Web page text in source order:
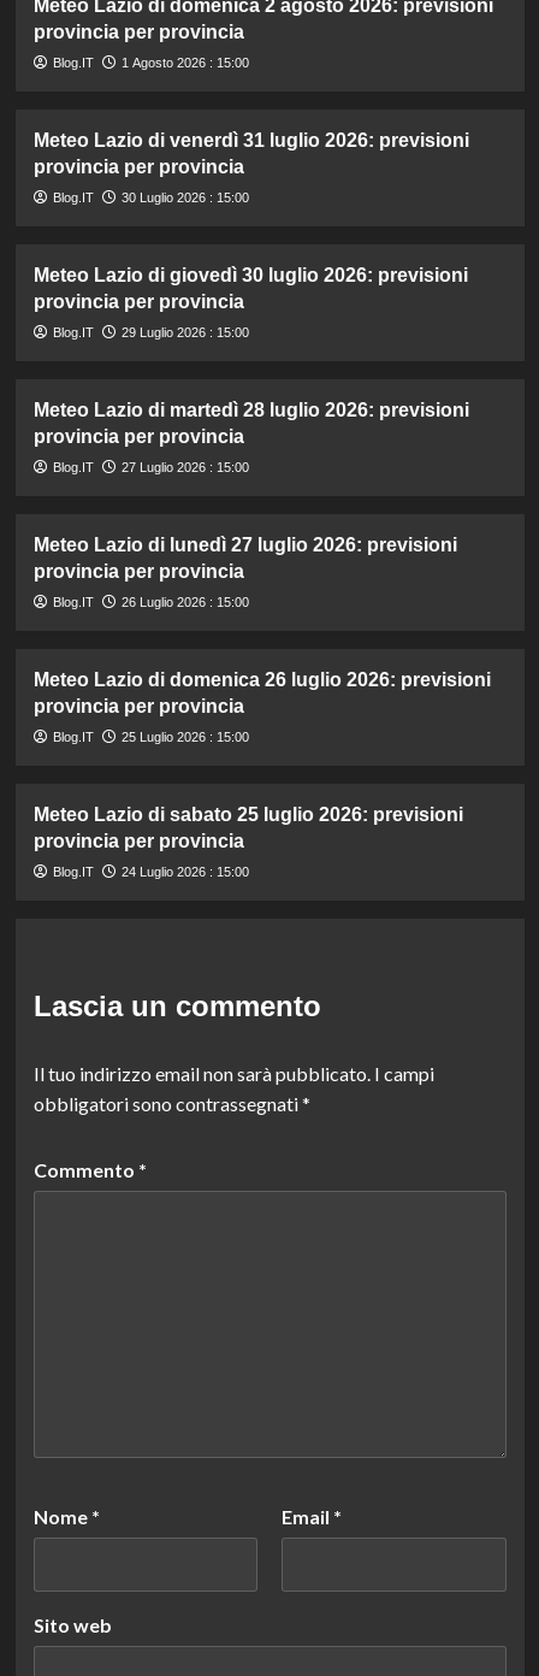
Meteo Lazio di domenica 2 agosto 2026: previsioni
provincia per provincia
Blog.IT 1 Agosto 2026 : 15:00
Meteo Lazio di venerdì 31 luglio 2026: previsioni
provincia per provincia
Blog.IT 30 Luglio 2026 : 15:00
Meteo Lazio di giovedì 30 luglio 2026: previsioni
provincia per provincia
Blog.IT 29 Luglio 2026 : 15:00
Meteo Lazio di martedì 28 luglio 2026: previsioni
provincia per provincia
Blog.IT 27 Luglio 2026 : 15:00
Meteo Lazio di lunedì 27 luglio 2026: previsioni
provincia per provincia
Blog.IT 26 Luglio 2026 : 15:00
Meteo Lazio di domenica 26 luglio 2026: previsioni
provincia per provincia
Blog.IT 25 Luglio 2026 : 15:00
Meteo Lazio di sabato 25 luglio 2026: previsioni
provincia per provincia
Blog.IT 24 Luglio 2026 : 15:00
Lascia un commento
Il tuo indirizzo email non sarà pubblicato. I campi
obbligatori sono contrassegnati*
Commento *
Nome * Email *
Sito web